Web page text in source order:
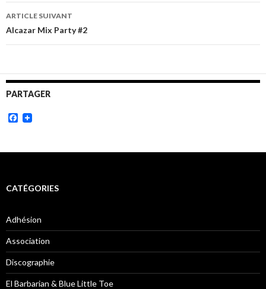
articles
ARTICLE SUIVANT
Alcazar Mix Party #2
PARTAGER
Facebook
CATÉGORIES
Adhésion
Association
Discographie
El Barbarian & Blue Little Toe